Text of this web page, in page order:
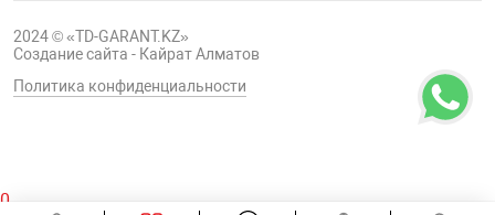
2024 © «TD-GARANT.KZ»
Создание сайта - Кайрат Алматов
Политика конфиденциальности
0